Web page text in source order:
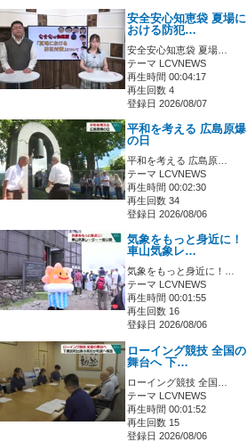
安全安心知恵袋 夏場に
おける防犯…
安全安心知恵袋 夏場…
テーマ LCVNEWS
再生時間 00:04:17
再生回数 4
登録日 2026/08/07
平和を考える 広島原爆
の日
平和を考える 広島原…
テーマ LCVNEWS
再生時間 00:02:30
再生回数 34
登録日 2026/08/06
気象をもっと身近に！
車山気象レ…
気象をもっと身近に！…
テーマ LCVNEWS
再生時間 00:01:55
再生回数 16
登録日 2026/08/06
ローイング競技 全国の
舞台へ 下…
ローイング競技 全国…
テーマ LCVNEWS
再生時間 00:01:52
再生回数 15
登録日 2026/08/06